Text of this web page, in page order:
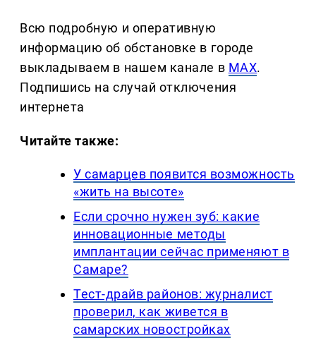
Всю подробную и оперативную
информацию об обстановке в городе
выкладываем в нашем канале в MAX.
Подпишись на случай отключения
интернета
Читайте также:
У самарцев появится возможность
«жить на высоте»
Если срочно нужен зуб: какие
инновационные методы
имплантации сейчас применяют в
Самаре?
Тест-драйв районов: журналист
проверил, как живется в
самарских новостройках